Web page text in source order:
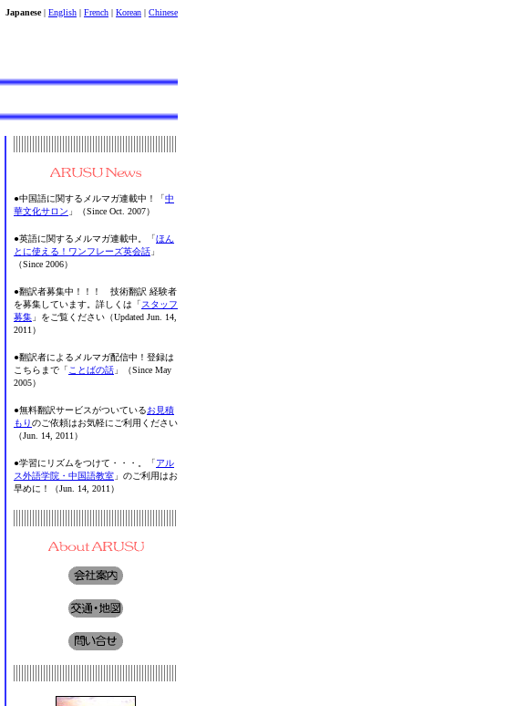
Japanese| English | French | Korean | Chinese
●中国語に関するメルマガ連載中！「中
華文化サロン 」（Since Oct. 2007）
●英語に関するメルマガ連載中。「ほん
とに使える！ワンフレーズ英会話 」
（Since 2006）
●翻訳者募集中！！
！ 技術翻訳 経験者
を募集しています。詳しくは「スタッフ
募集 」をご覧ください（Updated Jun. 14,
2011）
●翻訳者によるメルマガ配信中！登録は
こちらまで「 ことばの話 」（Since May
2005）
●無料翻訳サービスがついているお見積
もりのご依頼はお気軽にご利用ください
（Jun. 14, 2011）
●学習にリズムをつけて・・・。「アル
ス外語学院・中国語教室 」のご利用はお
早めに！（Jun. 14, 2011）